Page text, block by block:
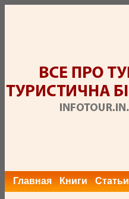
Главная Книги Статьи